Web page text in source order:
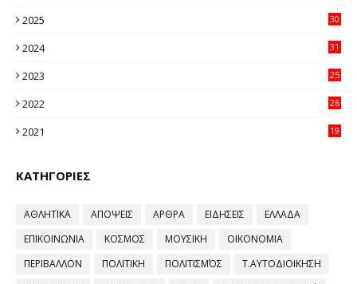
2025
30
2024
31
2023
25
2022
26
2021
19
ΚΑΤΗΓΟΡΙΕΣ
ΑΘΛΗΤΙΚΑ ΑΠΟΨΕΙΣ ΑΡΘΡΑ ΕΙΔΗΣΕΙΣ
ΕΛΛΑΔΑ
ΕΠΙΚΟΙΝΩΝΙΑ
ΚΟΣΜΟΣ ΜΟΥΣΙΚΗ
ΟΙΚΟΝΟΜΙΑ
ΠΕΡΙΒΑΛΛΟΝ
ΠΟΛΙΤΙΚΗ ΠΟΛΙΤΙΣΜΌΣ
Τ.ΑΥΤΟΔΙΟΙΚΗΣΗ